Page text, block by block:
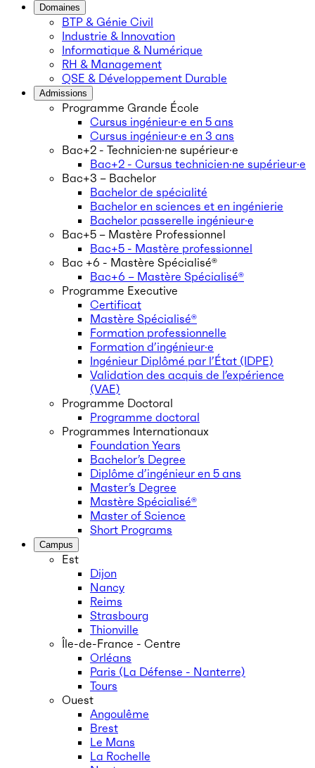
Domaines
BTP & Génie Civil
Industrie & Innovation
Informatique & Numérique
RH & Management
QSE & Développement Durable
Admissions
Programme Grande École
Cursus ingénieur·e en 5 ans
Cursus ingénieur·e en 3 ans
Bac+2 - Technicien·ne supérieur·e
Bac+2 - Cursus technicien·ne supérieur·e
Bac+3 – Bachelor
Bachelor de spécialité
Bachelor en sciences et en ingénierie
Bachelor passerelle ingénieur·e
Bac+5 – Mastère Professionnel
Bac+5 - Mastère professionnel
Bac +6 - Mastère Spécialisé®
Bac+6 – Mastère Spécialisé®
Programme Executive
Certificat
Mastère Spécialisé®
Formation professionnelle
Formation d’ingénieur·e
Ingénieur Diplômé par l’État (IDPE)
Validation des acquis de l’expérience
(VAE)
Programme Doctoral
Programme doctoral
Programmes Internationaux
Foundation Years
Bachelor’s Degree
Diplôme d’ingénieur en 5 ans
Master’s Degree
Mastère Spécialisé®
Master of Science
Short Programs
Campus
Est
Dijon
Nancy
Reims
Strasbourg
Thionville
Île-de-France - Centre
Orléans
Paris (La Défense - Nanterre)
Tours
Ouest
Angoulême
Brest
Le Mans
La Rochelle